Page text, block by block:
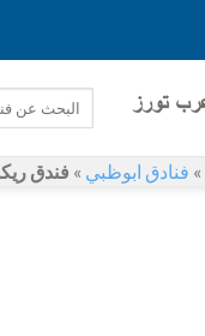
» فنادق ابوظبي » فندق